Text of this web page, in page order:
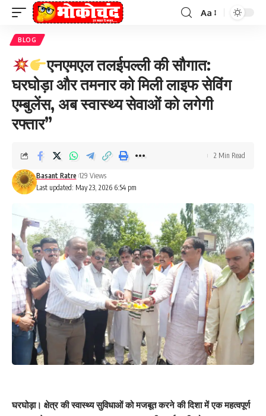
Font
Aa
BLOG
एनएमएल तलईपल्ली की सौगात:
घरघोड़ा और तमनार को मिली लाइफ सेविंग
एम्बुलेंस, अब स्वास्थ्य सेवाओं को लगेगी
रफ्तार”
Last updated: May 23, 2026 6:54 pm
Basant Ratre 129 Views
2 Min Read
घरघोड़ा। क्षेत्र की स्वास्थ्य सुविधाओं को मजबूत करने की दिशा में एक महत्वपूर्ण